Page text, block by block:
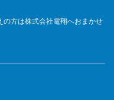
の方は株式会社電翔へおまかせ